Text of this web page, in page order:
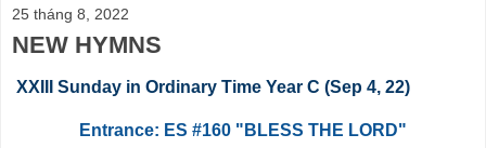
25 tháng 8, 2022
NEW HYMNS
XXIII Sunday in Ordinary Time Year C (Sep 4, 22)
Entrance: ES #160 "BLESS THE LORD"